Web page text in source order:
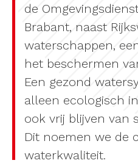
de
Brabant, naast
waterschappen,
het beschermen
Een gezond
alleen ecologisch
ook vrij blijven van
Dit noemen we de
waterkwaliteit.